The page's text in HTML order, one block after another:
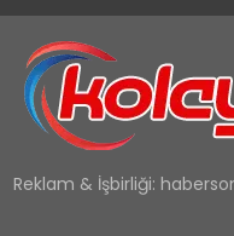
Reklam & İşbirliği: